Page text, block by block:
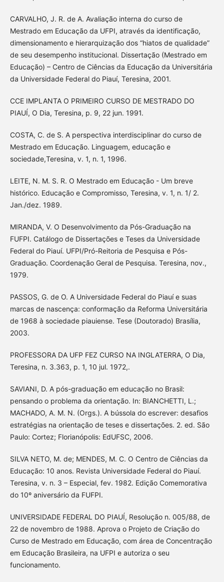
CARVALHO, J. R. de A. Avaliação interna do curso de
Mestrado em Educação da UFPI, através da identificação,
dimensionamento e hierarquização dos “hiatos de qualidade”
de seu desempenho institucional. Dissertação (Mestrado em
Educação) – Centro de Ciências da Educação da Universitária
da Universidade Federal do Piauí, Teresina, 2001.
CCE IMPLANTA O PRIMEIRO CURSO DE MESTRADO DO
PIAUÍ, O Dia, Teresina, p. 9, 22 jun. 1991.
COSTA, C. de S. A perspectiva interdisciplinar do curso de
Mestrado em Educação. Linguagem, educação e
sociedade,Teresina, v. 1, n. 1, 1996.
LEITE, N. M. S. R. O Mestrado em Educação - Um breve
histórico. Educação e Compromisso, Teresina, v. 1, n. 1/ 2.
Jan./dez. 1989.
MIRANDA, V. O Desenvolvimento da Pós-Graduação na
FUFPI. Catálogo de Dissertações e Teses da Universidade
Federal do Piauí. UFPI/Pró-Reitoria de Pesquisa e Pós-
Graduação. Coordenação Geral de Pesquisa. Teresina, nov.,
1979.
PASSOS, G. de O. A Universidade Federal do Piauí e suas
marcas de nascença: conformação da Reforma Universitária
de 1968 à sociedade piauiense. Tese (Doutorado) Brasília,
2003.
PROFESSORA DA UFP FEZ CURSO NA INGLATERRA, O Dia,
Teresina, n. 3.363, p. 1, 10 jul. 1972,.
SAVIANI, D. A pós-graduação em educação no Brasil:
pensando o problema da orientação. In: BIANCHETTI, L.;
MACHADO, A. M. N. (Orgs.). A bússola do escrever: desafios
estratégias na orientação de teses e dissertações. 2. ed. São
Paulo: Cortez; Florianópolis: EdUFSC, 2006.
SILVA NETO, M. de; MENDES, M. C. O Centro de Ciências da
Educação: 10 anos. Revista Universidade Federal do Piauí.
Teresina, v. n. 3 – Especial, fev. 1982. Edição Comemorativa
do 10º aniversário da FUFPI.
UNIVERSIDADE FEDERAL DO PIAUÍ, Resolução n. 005/88, de
22 de novembro de 1988. Aprova o Projeto de Criação do
Curso de Mestrado em Educação, com área de Concentração
em Educação Brasileira, na UFPI e autoriza o seu
funcionamento.